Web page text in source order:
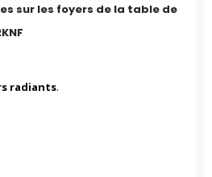
sur les foyers de la table de
radiants.